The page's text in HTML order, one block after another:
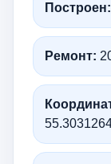
Построен:
Ремонт: